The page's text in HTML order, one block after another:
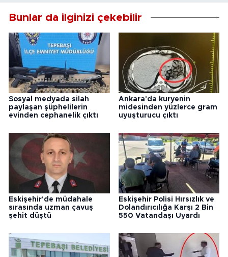
Bunlar da ilginizi çekebilir
Sosyal medyada silah
paylaşan şüphelilerin
evinden cephanelik çıktı
Ankara'da kuryenin
midesinden yüzlerce gram
uyuşturucu çıktı
Eskişehir'de müdahale
sırasında uzman çavuş
şehit düştü
Eskişehir Polisi Hırsızlık ve
Dolandırıcılığa Karşı 2 Bin
550 Vatandaşı Uyardı